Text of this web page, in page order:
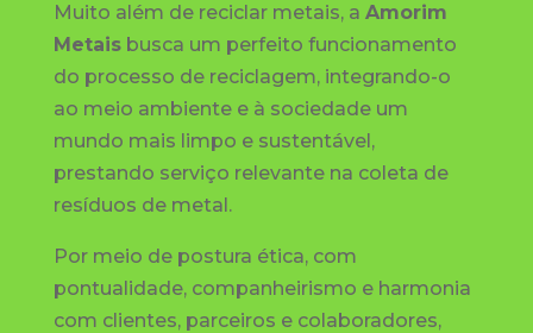
Muito além de reciclar metais, a Amorim
Metaisbusca um perfeito funcionamento
do processo de reciclagem, integrando-o
ao meio ambiente e à sociedade um
mundo mais limpo e sustentável,
prestando serviço relevante na coleta de
resíduos de metal.
Por meio de postura ética, com
pontualidade, companheirismo e harmonia
com clientes, parceiros e colaboradores,